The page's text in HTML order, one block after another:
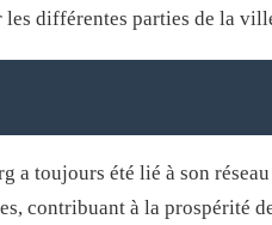
les différentes parties de la
a toujours été lié à son
contribuant à la prospérité